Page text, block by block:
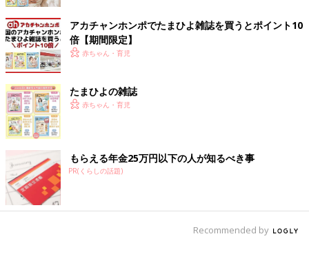
アカチャンホンポでたまひよ雑誌を買うとポイント10
倍【期間限定】
赤ちゃん・育児
たまひよの雑誌
赤ちゃん・育児
もらえる年金25万円以下の人が知るべき事
PR(くらしの話題)
Recommended by